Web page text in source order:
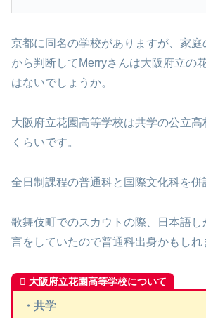
京都に同名の学校がありますが、家
から判断してMerryさんは大阪府立の
はないでしょうか。
大阪府立花園高等学校は共学の公立
くらいです。
全日制課程の普通科と国際文化科を併
歌舞伎町でのスカウトの際、日本語
言をしていたので普通科出身かもしれ
大阪府立花園高等学校について
・共学